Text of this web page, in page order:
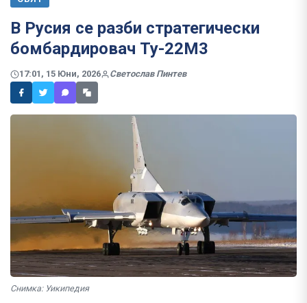
В Русия се разби стратегически
бомбардировач Ту-22М3
17:01, 15 Юни, 2026 Светослав Пинтев
Снимка: Уикипедия